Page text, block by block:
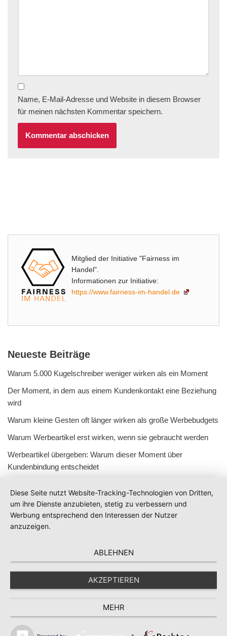
Name, E-Mail-Adresse und Website in diesem Browser
für meinen nächsten Kommentar speichern.
Mitglied der Initiative "Fairness im
Handel".
Informationen zur Initiative:
https://www.fairness-im-handel.de
Neueste Beiträge
Warum 5.000 Kugelschreiber weniger wirken als ein Moment
Der Moment, in dem aus einem Kundenkontakt eine Beziehung
wird
Warum kleine Gesten oft länger wirken als große Werbebudgets
Warum Werbeartikel erst wirken, wenn sie gebraucht werden
Werbeartikel übergeben: Warum dieser Moment über
Kundenbindung entscheidet
Diese Seite nutzt Website-Tracking-Technologien von Dritten,
um ihre Dienste anzubieten, stetig zu verbessern und
Werbung entsprechend den Interessen der Nutzer
anzuzeigen.
ABLEHNEN
AKZEPTIEREN
MEHR